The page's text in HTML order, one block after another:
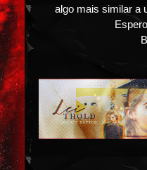
algo mais similar a